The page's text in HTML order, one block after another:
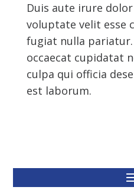
Duis aute irure
voluptate velit esse
fugiat nulla
occaecat cupidatat
culpa qui officia
est laborum.